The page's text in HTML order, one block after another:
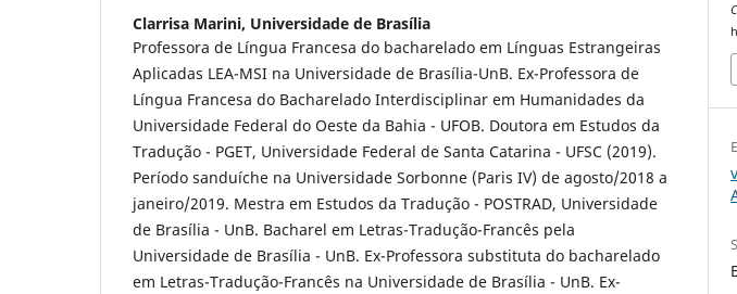
Clarrisa Marini, Universidade de Brasília
Professora de Língua Francesa do bacharelado em Línguas Estrangeiras
Aplicadas LEA-MSI na Universidade de Brasília-UnB. Ex-Professora de
Língua Francesa do Bacharelado Interdisciplinar em Humanidades da
Universidade Federal do Oeste da Bahia - UFOB. Doutora em Estudos da
Tradução - PGET, Universidade Federal de Santa Catarina - UFSC (2019).
Período sanduíche na Universidade Sorbonne (Paris IV) de agosto/2018 a
janeiro/2019. Mestra em Estudos da Tradução - POSTRAD, Universidade
de Brasília - UnB. Bacharel em Letras-Tradução-Francês pela
Universidade de Brasília - UnB. Ex-Professora substituta do bacharelado
em Letras-Tradução-Francês na Universidade de Brasília - UnB. Ex-